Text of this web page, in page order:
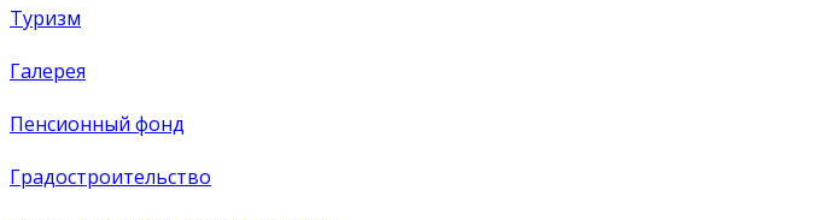
Туризм
Галерея
Пенсионный фонд
Градостроительство